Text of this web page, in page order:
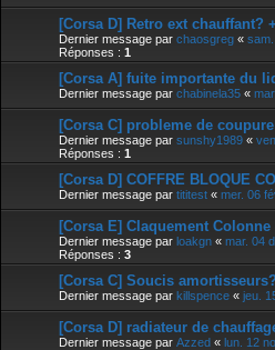
[Corsa D] Retro ext chauffant?
Dernier message par chaosgreg «
Réponses : 1
[Corsa A] fuite importante du
Dernier message par chabinela35 «
[Corsa C] probleme de
Dernier message par sunshy1989 «
Réponses : 1
[Corsa D] COFFRE BLOQUE
Dernier message par tititest « mer. 06
[Corsa E] Claquement
Dernier message par loakgn « mar. 04
Réponses : 3
[Corsa C] Soucis
Dernier message par killspence « jeu.
[Corsa D] radiateur de
Dernier message par Azzed « lun. 12